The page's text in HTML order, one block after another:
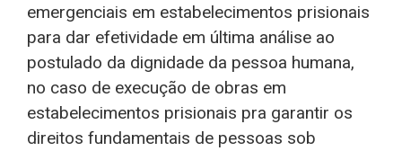
emergenciais em estabelecimentos prisionais
para dar efetividade em última análise ao
postulado da dignidade da pessoa humana,
no caso de execução de obras em
estabelecimentos prisionais pra garantir os
direitos fundamentais de pessoas sob